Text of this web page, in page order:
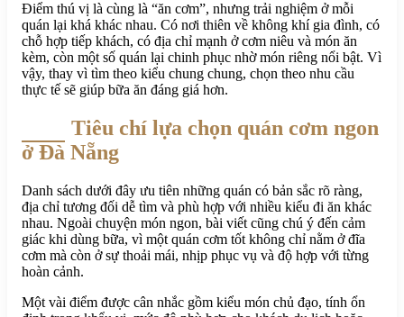
Điểm thú vị là cùng là “ăn cơm”, nhưng trải nghiệm ở mỗi
quán lại khá khác nhau. Có nơi thiên về không khí gia đình, có
chỗ hợp tiếp khách, có địa chỉ mạnh ở cơm niêu và món ăn
kèm, còn một số quán lại chinh phục nhờ món riêng nổi bật. Vì
vậy, thay vì tìm theo kiểu chung chung, chọn theo nhu cầu
thực tế sẽ giúp bữa ăn đáng giá hơn.
Tiêu chí lựa chọn quán cơm ngon
ở Đà Nẵng
Danh sách dưới đây ưu tiên những quán có bản sắc rõ ràng,
địa chỉ tương đối dễ tìm và phù hợp với nhiều kiểu đi ăn khác
nhau. Ngoài chuyện món ngon, bài viết cũng chú ý đến cảm
giác khi dùng bữa, vì một quán cơm tốt không chỉ nằm ở đĩa
cơm mà còn ở sự thoải mái, nhịp phục vụ và độ hợp với từng
hoàn cảnh.
Một vài điểm được cân nhắc gồm kiểu món chủ đạo, tính ổn